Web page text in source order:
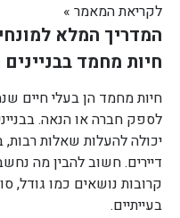
לקריאת המאמר »
המדריך המלא
חיות מחמד
חיות מחמד הן בעלי חיים
לספק חברה או הנאה.
יכולה להעלות שאלות
דיירים. חשוב להבין מה
קרובות נושאים כמו גודל,
בעייתיים.